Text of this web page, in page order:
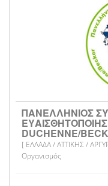
ΠΑΝΕΛΛΗΝΙΟΣ
DUCHENNE/
[ ΕΛΛΑΔΑ / ΑΤΤΙΚΗΣ /
Οργανισμός